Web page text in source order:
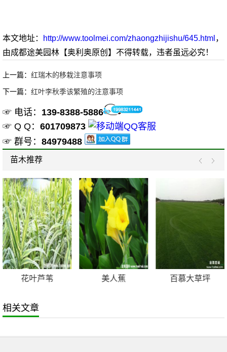
本文地址： http://www.toolmei.com/zhaongzhijishu/645.html ，
由成都途美园林【奥利奥原创】不得转载，违者虽远必究！
上一篇：红瑞木的移栽注意事项
下一篇：红叶李秋季该繁殖的注意事项
☞ 电话： 139-8388-5886
☞ Q Q：601709873
☞ 群号：84979488
苗木推荐
花叶芦苇 美人蕉 百慕大草坪
相关文章